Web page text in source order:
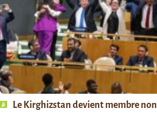
Le Kirghizstan devient membre non